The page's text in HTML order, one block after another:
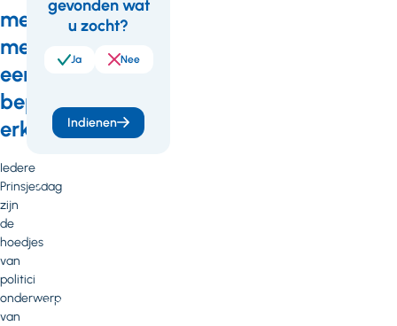
mensen
met
een
beperking
erkend
Iedere
Prinsjesdag
zijn
de
hoedjes
van
politici
onderwerp
van
Wil
meer
of
vragen
contact
Feedback
gevonden wat
u zocht?
Ja Nee
Indienen